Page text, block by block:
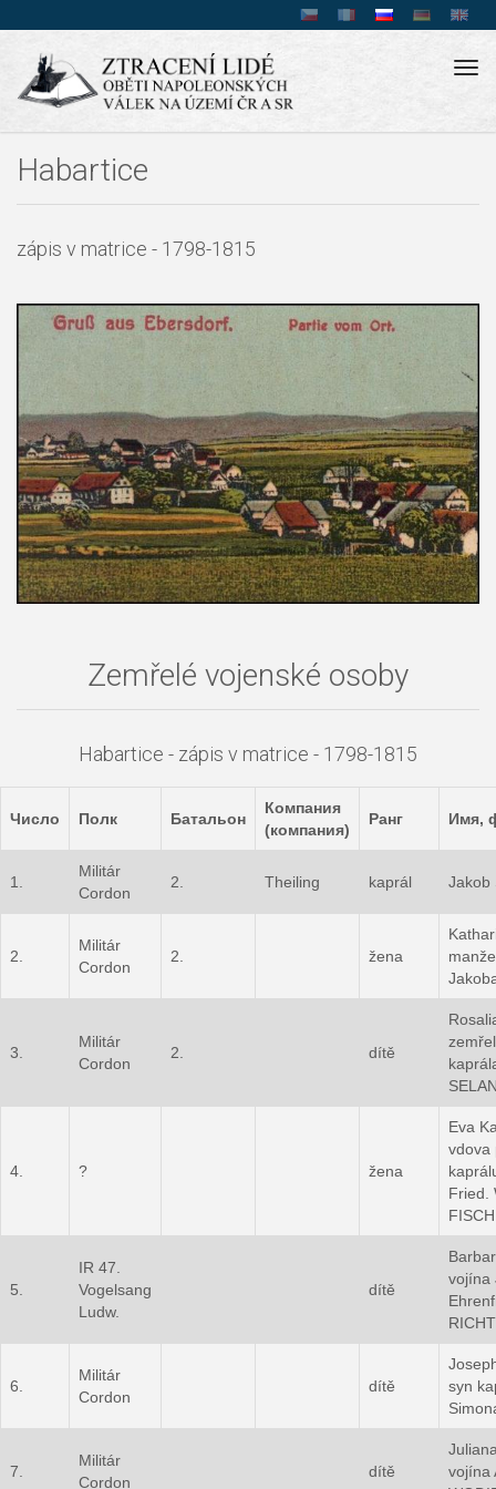
Habartice
zápis v matrice - 1798-1815
Zemřelé vojenské osoby
Habartice - zápis v matrice - 1798-1815
Число Полк Батальон
Компания
(компания)
Ранг Имя,
1.
Militár
Cordon
2. Theiling kaprál Jakob
2.
Militár
Cordon
2. žena
3.
Militár
Cordon
2. dítě
4. ? žena
Eva
vdova
Fried.
5.
IR 47.
Vogelsang
Ludw.
dítě
vojína
6.
Militár
Cordon
dítě
syn
7.
Militár
Cordon
dítě
vojína